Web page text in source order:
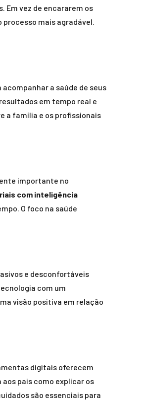
Em vez de encararem os
mais agradável.
a saúde de seus
em tempo real e
a família e os profissionais
importante no
com inteligência
O foco na saúde
e desconfortáveis
com um
visão positiva em relação
digitais oferecem
pais como explicar os
são essenciais para